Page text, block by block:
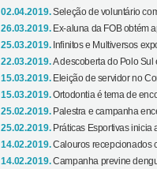
02.04.2019.Seleção de voluntário
26.03.2019. Ex-aluna da FOB obtém
25.03.2019. Infinitos e Multiversos
22.03.2019.A descoberta do Polo Sul
15.03.2019. Eleição de servidor no
15.03.2019.Ortodontia é tema de
25.02.2019. Palestra e campanha
25.02.2019. Práticas Esportivas inicia
14.02.2019.Calouros recepcionados
14.02.2019.Campanha previne